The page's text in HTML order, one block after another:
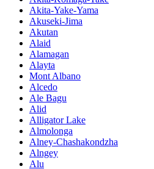
Akita-Yake-Yama
Akuseki-Jima
Akutan
Alaid
Alamagan
Alayta
Mont Albano
Alcedo
Ale Bagu
Alid
Alligator Lake
Almolonga
Alney-Chashakondzha
Alngey
Alu